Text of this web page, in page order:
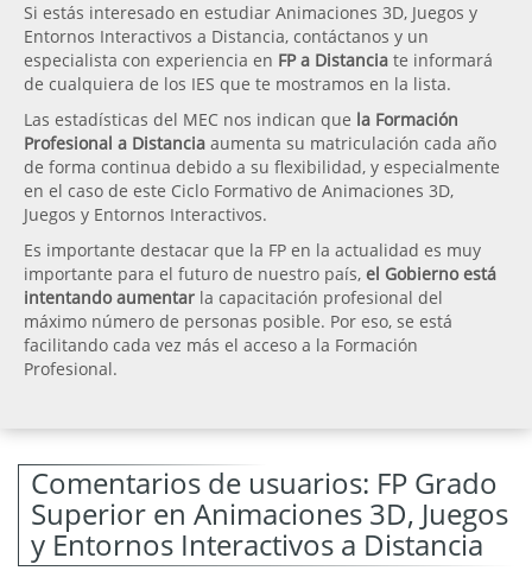
Si estás interesado en estudiar Animaciones 3D, Juegos y
Entornos Interactivos a Distancia, contáctanos y un
especialista con experiencia en FP a Distancia te informará
de cualquiera de los IES que te mostramos en la lista.
Las estadísticas del MEC nos indican que la Formación
Profesional a Distancia aumenta su matriculación cada año
de forma continua debido a su flexibilidad, y especialmente
en el caso de este Ciclo Formativo de Animaciones 3D,
Juegos y Entornos Interactivos.
Es importante destacar que la FP en la actualidad es muy
importante para el futuro de nuestro país, el Gobierno está
intentando aumentar la capacitación profesional del
máximo número de personas posible. Por eso, se está
facilitando cada vez más el acceso a la Formación
Profesional.
Comentarios de usuarios: FP Grado
Superior en Animaciones 3D, Juegos
y Entornos Interactivos a Distancia